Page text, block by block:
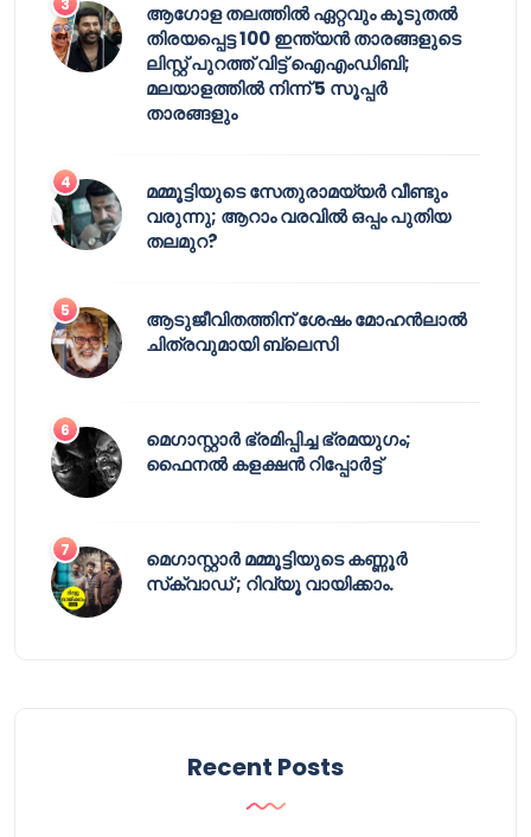
ആഗോള തലത്തിൽ ഏറ്റവും കൂടുതൽ
തിരയപ്പെട്ട 100 ഇന്ത്യൻ താരങ്ങളുടെ
ലിസ്റ്റ് പുറത്ത് വിട്ട് ഐഎംഡിബി;
മലയാളത്തിൽ നിന്ന് 5 സൂപ്പർ
താരങ്ങളും
മമ്മൂട്ടിയുടെ സേതുരാമയ്യർ വീണ്ടും
വരുന്നു; ആറാം വരവിൽ ഒപ്പം പുതിയ
തലമുറ?
ആടുജീവിതത്തിന് ശേഷം മോഹൻലാൽ
ചിത്രവുമായി ബ്ലെസി
മെഗാസ്റ്റാർ ഭ്രമിപ്പിച്ച ഭ്രമയുഗം;
ഫൈനൽ കളക്ഷൻ റിപ്പോർട്ട്
മെഗാസ്റ്റാർ മമ്മൂട്ടിയുടെ കണ്ണൂർ
സ്‌ക്വാഡ് ; റിവ്യൂ വായിക്കാം.
Recent Posts